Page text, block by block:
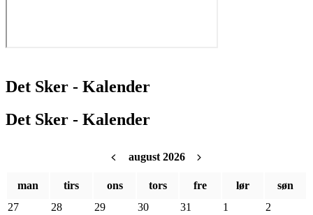
Det Sker - Kalender
Det Sker - Kalender
august 2026
man tirs ons tors fre lør
søn
27
28 29 30 31 1
2